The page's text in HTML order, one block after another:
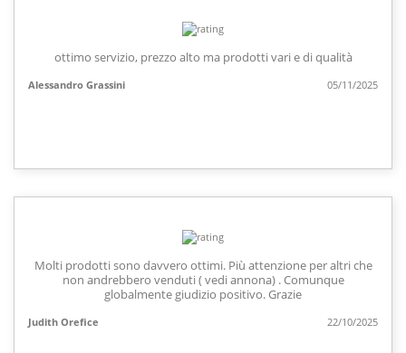
ottimo servizio, prezzo alto ma prodotti vari e di qualità
Alessandro Grassini 05/11/2025
Molti prodotti sono davvero ottimi. Più attenzione per altri che
non andrebbero venduti ( vedi annona) . Comunque
globalmente giudizio positivo. Grazie
Judith Orefice 22/10/2025